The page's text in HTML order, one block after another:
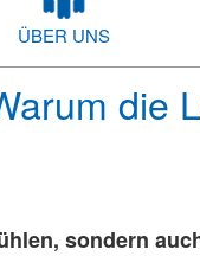
ÜBER UNS
die
sondern